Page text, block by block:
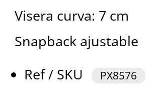
Visera curva: 7 cm
Snapback ajustable
Ref / SKU
PX8576